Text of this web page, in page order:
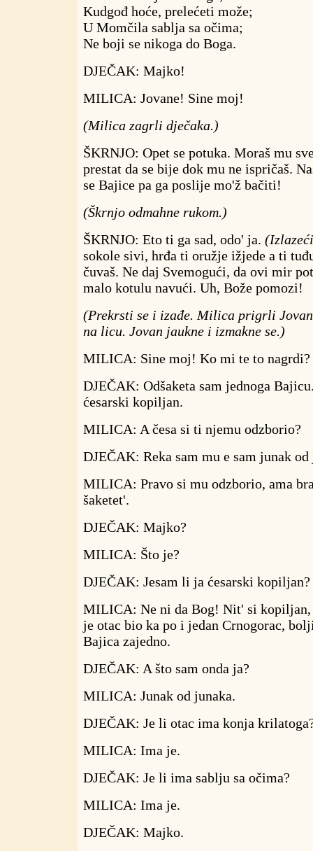
Kudgođ hoće, prelećeti može;
U Momčila sablja sa očima;
Ne boji se nikoga do Boga.
DJEČAK: Majko!
MILICA: Jovane! Sine moj!
(Milica zagrli dječaka.)
ŠKRNJO: Opet se potuka. Moraš mu
prestat da se bije dok mu ne ispričaš.
se Bajice pa ga poslije mo'ž bačiti!
(Škrnjo odmahne rukom.)
ŠKRNJO: Eto ti ga sad, odo' ja.
sokole sivi, hrđa ti oružje ižjede a ti
čuvaš. Ne daj Svemogući, da ovi mir
malo kotulu navući. Uh, Bože pomozi!
(Prekrsti se i izađe. Milica prigrli
na licu. Jovan jaukne i izmakne se.)
MILICA: Sine moj! Ko mi te to nagrdi?
DJEČAK: Odšaketa sam jednoga
ćesarski kopiljan.
MILICA: A česa si ti njemu odzborio?
DJEČAK: Reka sam mu e sam junak od
MILICA: Pravo si mu odzborio, ama
šaketet'.
DJEČAK: Majko?
MILICA: Što je?
DJEČAK: Jesam li ja ćesarski kopiljan?
MILICA: Ne ni da Bog! Nit' si
je otac bio ka po i jedan Crnogorac,
Bajica zajedno.
DJEČAK: A što sam onda ja?
MILICA: Junak od junaka.
DJEČAK: Je li otac ima konja
MILICA: Ima je.
DJEČAK: Je li ima sablju sa očima?
MILICA: Ima je.
DJEČAK: Majko.